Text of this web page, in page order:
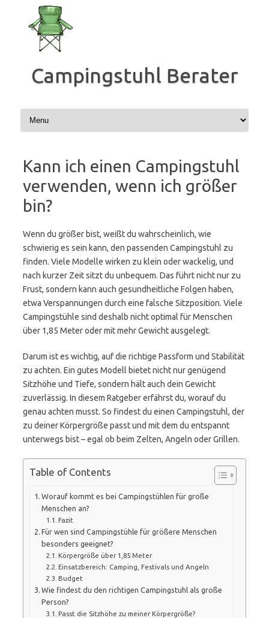
springen
Campingstuhl Berater
Kann ich einen Campingstuhl
verwenden, wenn ich größer
bin?
Wenn du größer bist, weißt du wahrscheinlich, wie
schwierig es sein kann, den passenden Campingstuhl zu
finden. Viele Modelle wirken zu klein oder wackelig, und
nach kurzer Zeit sitzt du unbequem. Das führt nicht nur zu
Frust, sondern kann auch gesundheitliche Folgen haben,
etwa Verspannungen durch eine falsche Sitzposition. Viele
Campingstühle sind deshalb nicht optimal für Menschen
über 1,85 Meter oder mit mehr Gewicht ausgelegt.
Darum ist es wichtig, auf die richtige Passform und Stabilität
zu achten. Ein gutes Modell bietet nicht nur genügend
Sitzhöhe und Tiefe, sondern hält auch dein Gewicht
zuverlässig. In diesem Ratgeber erfährst du, worauf du
genau achten musst. So findest du einen Campingstuhl, der
zu deiner Körpergröße passt und mit dem du entspannt
unterwegs bist – egal ob beim Zelten, Angeln oder Grillen.
Table of Contents
Worauf kommt es bei Campingstühlen für große
Menschen an?
Fazit
Für wen sind Campingstühle für größere Menschen
besonders geeignet?
Körpergröße über 1,85 Meter
Einsatzbereich: Camping, Festivals und Angeln
Budget
Wie findest du den richtigen Campingstuhl als große
Person?
Passt die Sitzhöhe zu meiner Körpergröße?